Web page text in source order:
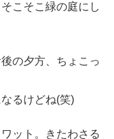
こそこ緑の庭にし
の夕方、ちょこっ
るけどね(笑)
ット。きたわさる